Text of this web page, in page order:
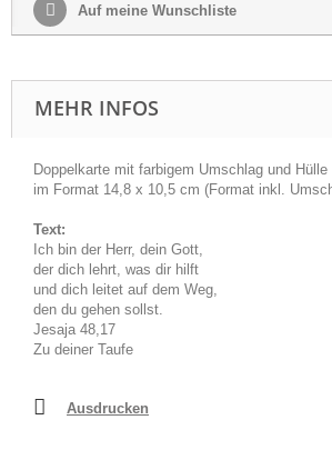
Auf meine Wunschliste
MEHR INFOS
Doppelkarte mit farbigem Umschlag und Hülle
im Format 14,8 x 10,5 cm (Format inkl.
Text:
Ich bin der Herr, dein Gott,
der dich lehrt, was dir hilft
und dich leitet auf dem Weg,
den du gehen sollst.
Jesaja 48,17
Zu deiner Taufe
Ausdrucken